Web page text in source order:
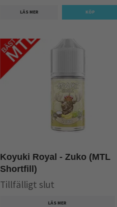
LÄS MER
Koyuki Royal - Zuko (MTL
Shortfill)
Tillfälligt slut
LÄS MER